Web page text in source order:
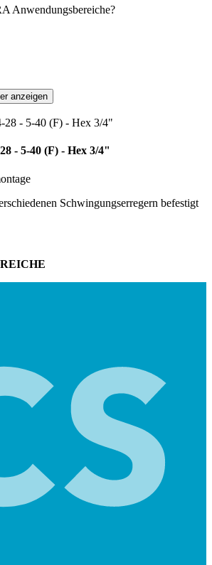
Anwendungsbereiche?
anzeigen
- 5-40 (F) - Hex 3/4"
Schwingungserregern befestigt